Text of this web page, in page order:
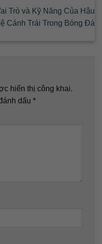
Trò và Kỹ Năng Của Hậu
Cánh Trái Trong Bóng Đá
hiển thị công khai.
dấu *